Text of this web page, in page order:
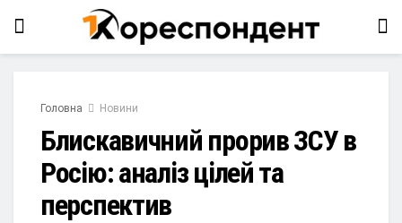
Головна Новини
Блискавичний прорив ЗСУ в
Росію: аналіз цілей та
перспектив